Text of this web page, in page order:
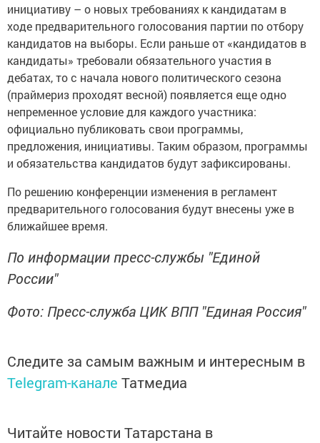
инициативу – о новых требованиях к кандидатам в
ходе предварительного голосования партии по отбору
кандидатов на выборы. Если раньше от «кандидатов в
кандидаты» требовали обязательного участия в
дебатах, то с начала нового политического сезона
(праймериз проходят весной) появляется еще одно
непременное условие для каждого участника:
официально публиковать свои программы,
предложения, инициативы. Таким образом, программы
и обязательства кандидатов будут зафиксированы.
По решению конференции изменения в регламент
предварительного голосования будут внесены уже в
ближайшее время.
По информации пресс-службы "Единой
России"
Фото: Пресс-служба ЦИК ВПП "Единая Россия"
Следите за самым важным и интересным в
Telegram-канале Татмедиа
Читайте новости Татарстана в